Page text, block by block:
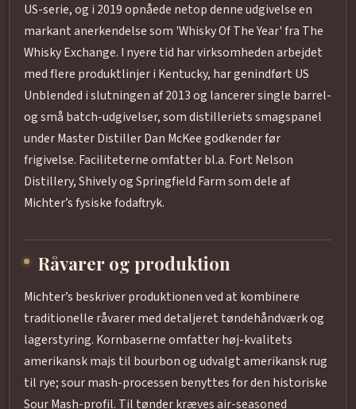
US-serie, og i 2019 opnåede netop denne udgivelse en
markant anerkendelse som 'Whisky Of The Year' fra The
Whisky Exchange. I nyere tid har virksomheden arbejdet
med flere produktlinjer i Kentucky, har genindført US
Unblended i slutningen af 2013 og lancerer single barrel-
og små batch-udgivelser, som distilleriets smagspanel
under Master Distiller Dan McKee godkender før
frigivelse. Faciliteterne omfatter bl.a. Fort Nelson
Distillery, Shively og Springfield Farm som dele af
Michter’s fysiske fodaftryk.
Råvarer og produktion
Michter’s beskriver produktionen ved at kombinere
traditionelle råvarer med detaljeret tøndehåndværk og
lagerstyring. Kornbaserne omfatter høj-kvalitets
amerikansk majs til bourbon og udvalgt amerikansk rug
til rye; sour mash-processen benyttes for den historiske
Sour Mash-profil. Til tønder kræves air-seasoned